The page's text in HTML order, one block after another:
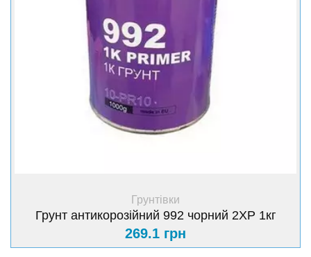
+ Купити
Грунтівки
Грунт антикорозійний 992 чорний 2XP 1кг
269.1 грн